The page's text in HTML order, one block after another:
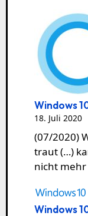
Windows
18. Juli 2020
(07/2020)
traut (…)
nicht
Windows